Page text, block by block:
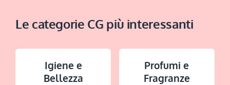
Le categorie CG più interessanti
Igiene e
Bellezza
Profumi e
Fragranze